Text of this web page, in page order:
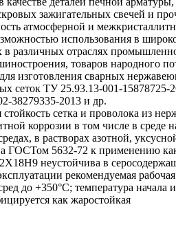
зажигательных свечей и
атмосферной и
использования в
в различных отраслях
товаров народного
для изготовления сварных
сеток ТУ 25.93.13-001-
38279335-2013 и др.
сетка и проволока из
коррозии в том числе в среде
в растворах азотной,
ГОСТом 5632-72 к применению
неустойчива в
рекомендуемая
до +350°С; температура
как жаростойкая